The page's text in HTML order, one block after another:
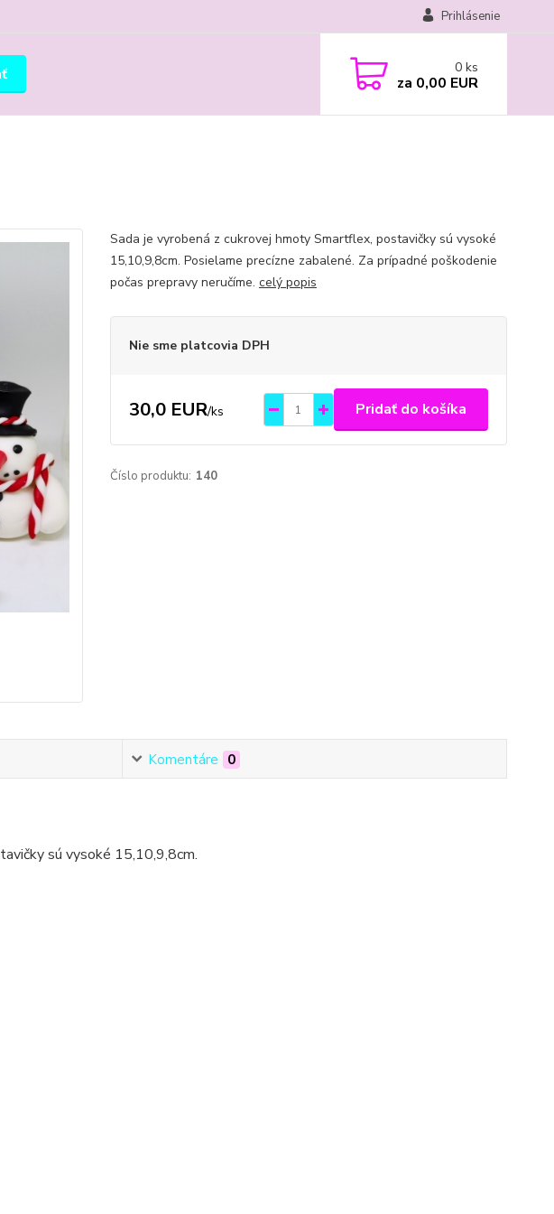
Prihlásenie
0 ks
za 0,00 EUR
Sada je vyrobená z cukrovej hmoty Smartflex, postavičky sú vysoké
15,10,9,8cm. Posielame precízne zabalené. Za prípadné poškodenie
počas prepravy neručíme. celý popis
Nie sme platcovia DPH
30,0 EUR/ks Pridať do košíka
Číslo produktu: 140
Komentáre 0
sú vysoké 15,10,9,8cm.